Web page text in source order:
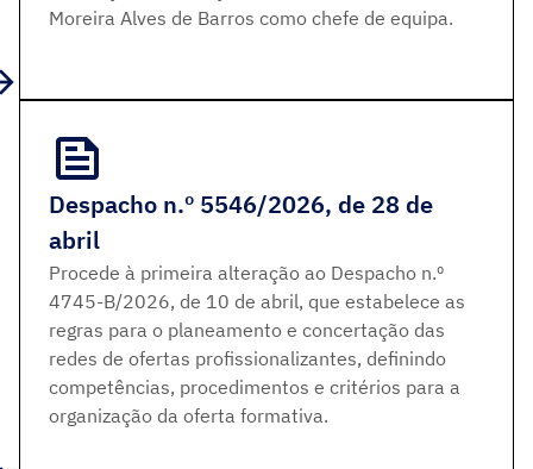
Moreira Alves de Barros como chefe de equipa.
Despacho n.º 5546/2026, de 28 de
abril
Procede à primeira alteração ao Despacho n.º
4745-B/2026, de 10 de abril, que estabelece as
regras para o planeamento e concertação das
redes de ofertas profissionalizantes, definindo
competências, procedimentos e critérios para a
organização da oferta formativa.